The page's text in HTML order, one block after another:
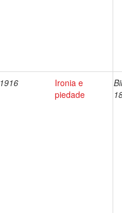
1916
Ironia e
piedade